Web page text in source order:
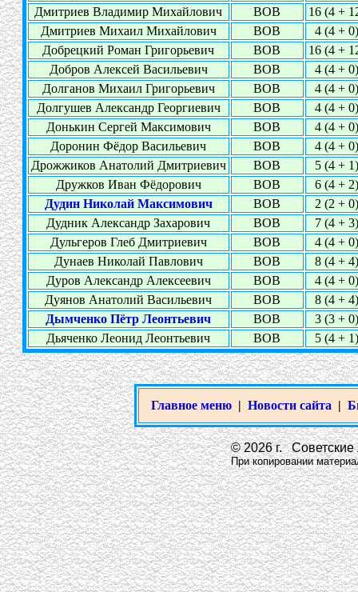
Дмитриев Владимир Михайлович
ВОВ
16 (4 +
Дмитриев Михаил Михайлович
ВОВ
4 (4 + 0)
Добрецкий Роман Григорьевич
ВОВ
16 (4 +
Добров Алексей Васильевич
ВОВ
4 (4 + 0)
Долганов Михаил Григорьевич
ВОВ
4 (4 + 0)
Долгушев Александр Георгиевич
ВОВ
4 (4 + 0)
Донькин Сергей Максимович
ВОВ
4 (4 + 0)
Доронин Фёдор Васильевич
ВОВ
4 (4 + 0)
Дрожжиков Анатолий Дмитриевич
ВОВ
5 (4 + 1)
Дружков Иван Фёдорович
ВОВ
6 (4 + 2)
Дудин Николай Максимович
ВОВ
2 (2 + 0)
Дудник Александр Захарович
ВОВ
7 (4 + 3)
Дульгеров Глеб Дмитриевич
ВОВ
4 (4 + 0)
Дунаев Николай Павлович
ВОВ
8 (4 + 4)
Дуров Александр Алексеевич
ВОВ
4 (4 + 0)
Дуянов Анатолий Васильевич
ВОВ
8 (4 + 4)
Дымченко Пётр Леонтьевич
ВОВ
3 (3 + 0)
Дьяченко Леонид Леонтьевич
ВОВ 5 (4 + 1)
Главное меню| Новости сайта |
© 2026 г. Советские
При копировании